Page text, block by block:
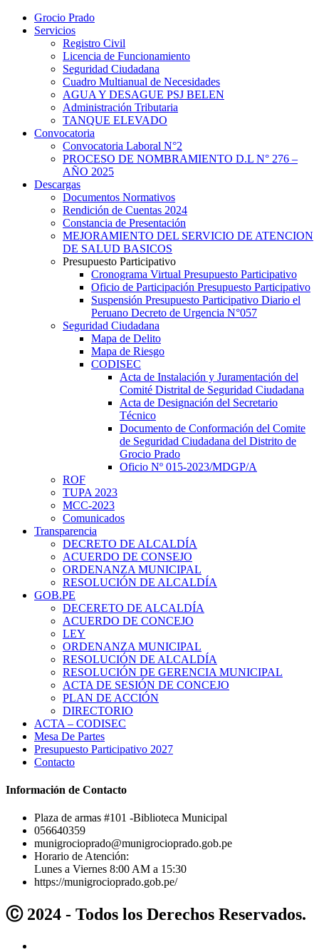
Grocio Prado
Servicios
Registro Civil
Licencia de Funcionamiento
Seguridad Ciudadana
Cuadro Multianual de Necesidades
AGUA Y DESAGUE PSJ BELEN
Administración Tributaria
TANQUE ELEVADO
Convocatoria
Convocatoria Laboral N°2
PROCESO DE NOMBRAMIENTO D.L N° 276 –
AÑO 2025
Descargas
Documentos Normativos
Rendición de Cuentas 2024
Constancia de Presentación
MEJORAMIENTO DEL SERVICIO DE ATENCION
DE SALUD BASICOS
Presupuesto Participativo
Cronograma Virtual Presupuesto Participativo
Oficio de Participación Presupuesto Participativo
Suspensión Presupuesto Participativo Diario el
Peruano Decreto de Urgencia N°057
Seguridad Ciudadana
Mapa de Delito
Mapa de Riesgo
CODISEC
Acta de Instalación y Juramentación del
Comité Distrital de Seguridad Ciudadana
Acta de Designación del Secretario
Técnico
Documento de Conformación del Comite
de Seguridad Ciudadana del Distrito de
Grocio Prado
Oficio Nº 015-2023/MDGP/A
ROF
TUPA 2023
MCC-2023
Comunicados
Transparencia
DECRETO DE ALCALDÍA
ACUERDO DE CONSEJO
ORDENANZA MUNICIPAL
RESOLUCIÓN DE ALCALDÍA
GOB.PE
DECERETO DE ALCALDÍA
ACUERDO DE CONCEJO
LEY
ORDENANZA MUNICIPAL
RESOLUCIÓN DE ALCALDÍA
RESOLUCIÓN DE GERENCIA MUNICIPAL
ACTA DE SESIÓN DE CONCEJO
PLAN DE ACCIÓN
DIRECTORIO
ACTA – CODISEC
Mesa De Partes
Presupuesto Participativo 2027
Contacto
Información de Contacto
Plaza de armas #101 -Biblioteca Municipal
056640359
munigrocioprado@munigrocioprado.gob.pe
Horario de Atención:
Lunes a Viernes 8:00 AM a 15:30
https://munigrocioprado.gob.pe/
Ⓒ 2024 - Todos los Derechos Reservados.